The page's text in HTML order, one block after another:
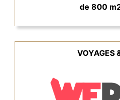
de 800
VOYAGES